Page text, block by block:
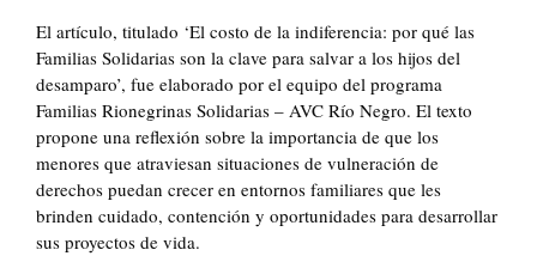
El artículo, titulado ‘El costo de la indiferencia: por qué las
Familias Solidarias son la clave para salvar a los hijos del
desamparo’, fue elaborado por el equipo del programa
Familias Rionegrinas Solidarias – AVC Río Negro. El texto
propone una reflexión sobre la importancia de que los
menores que atraviesan situaciones de vulneración de
derechos puedan crecer en entornos familiares que les
brinden cuidado, contención y oportunidades para desarrollar
sus proyectos de vida.